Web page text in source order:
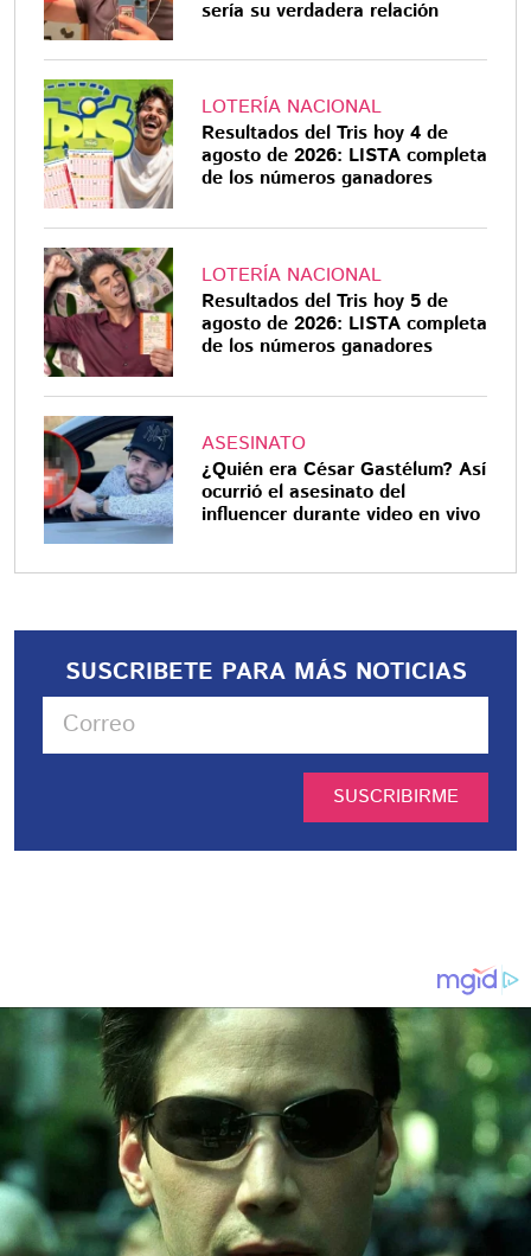
sería su verdadera relación
LOTERÍA NACIONAL
Resultados del Tris hoy 4 de
agosto de 2026: LISTA completa
de los números ganadores
LOTERÍA NACIONAL
Resultados del Tris hoy 5 de
agosto de 2026: LISTA completa
de los números ganadores
ASESINATO
¿Quién era César Gastélum? Así
ocurrió el asesinato del
influencer durante video en vivo
SUSCRIBETE PARA MÁS NOTICIAS
SUSCRIBIRME